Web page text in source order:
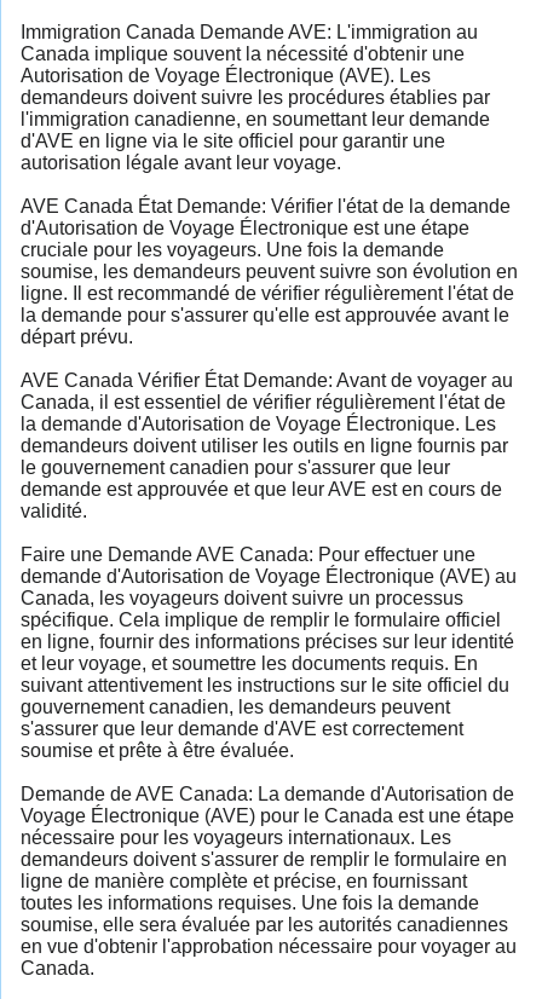
Immigration Canada Demande AVE: L'immigration au
Canada implique souvent la nécessité d'obtenir une
Autorisation de Voyage Électronique (AVE). Les
demandeurs doivent suivre les procédures établies par
l'immigration canadienne, en soumettant leur demande
d'AVE en ligne via le site officiel pour garantir une
autorisation légale avant leur voyage.
AVE Canada État Demande: Vérifier l'état de la demande
d'Autorisation de Voyage Électronique est une étape
cruciale pour les voyageurs. Une fois la demande
soumise, les demandeurs peuvent suivre son évolution en
ligne. Il est recommandé de vérifier régulièrement l'état de
la demande pour s'assurer qu'elle est approuvée avant le
départ prévu.
AVE Canada Vérifier État Demande: Avant de voyager au
Canada, il est essentiel de vérifier régulièrement l'état de
la demande d'Autorisation de Voyage Électronique. Les
demandeurs doivent utiliser les outils en ligne fournis par
le gouvernement canadien pour s'assurer que leur
demande est approuvée et que leur AVE est en cours de
validité.
Faire une Demande AVE Canada: Pour effectuer une
demande d'Autorisation de Voyage Électronique (AVE) au
Canada, les voyageurs doivent suivre un processus
spécifique. Cela implique de remplir le formulaire officiel
en ligne, fournir des informations précises sur leur identité
et leur voyage, et soumettre les documents requis. En
suivant attentivement les instructions sur le site officiel du
gouvernement canadien, les demandeurs peuvent
s'assurer que leur demande d'AVE est correctement
soumise et prête à être évaluée.
Demande de AVE Canada: La demande d'Autorisation de
Voyage Électronique (AVE) pour le Canada est une étape
nécessaire pour les voyageurs internationaux. Les
demandeurs doivent s'assurer de remplir le formulaire en
ligne de manière complète et précise, en fournissant
toutes les informations requises. Une fois la demande
soumise, elle sera évaluée par les autorités canadiennes
en vue d'obtenir l'approbation nécessaire pour voyager au
Canada.